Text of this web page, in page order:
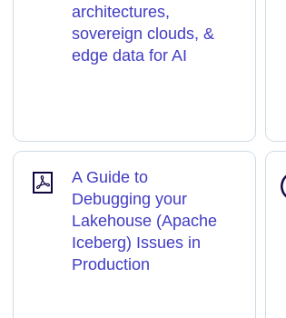
architectures,
sovereign clouds, &
edge data for AI
A Guide to
Debugging your
Lakehouse (Apache
Iceberg) Issues in
Production